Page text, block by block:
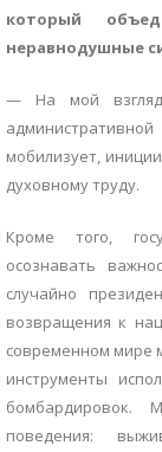
который
неравнодушные
— На мой
мобилизует,
духовному труду.
Кроме того,
осознавать
случайно
возвращения к
современном мире
инструменты
бомбардировок.
поведения: